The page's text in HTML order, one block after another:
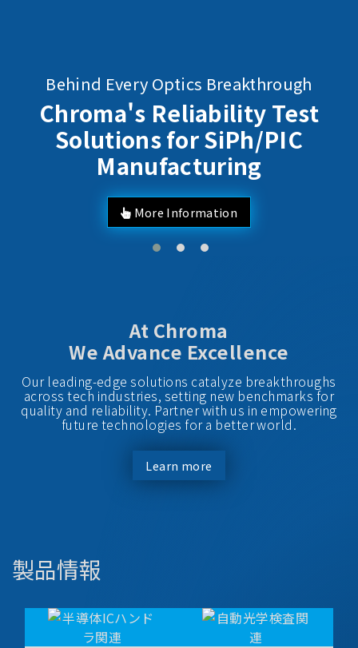
Behind Every Optics Breakthrough
Chroma's Reliability Test
Solutions for SiPh/PIC
Manufacturing
More Information
At Chroma
We Advance Excellence
Our leading-edge solutions catalyze breakthroughs
across tech industries, setting new benchmarks for
quality and reliability. Partner with us in empowering
future technologies for a better world.
Learn more
製品情報